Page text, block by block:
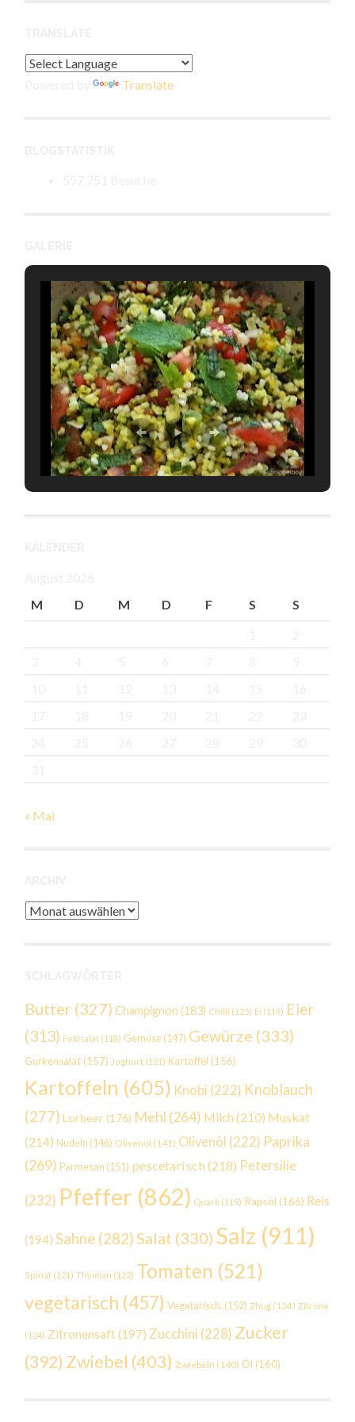
Powered by Translate
M
D M D F S
S
« Mai
Archiv
Butter (327) Champignon (183) Chilli (125) Ei (119) Eier
(313) Feldsalat (118) Gemüse (147) Gewürze (333)
Gurkensalat (157) Joghurt (121) Kartoffel (156)
Kartoffeln (605) Knobi (222) Knoblauch
(277) Lorbeer (176) Mehl (264) Milch (210) Muskat
(214) Nudeln (146) Olivenöl (141) Olivenöl (222) Paprika
(269) Parmesan (151) pescetarisch (218) Petersilie
(232) Pfeffer (862) Quark (119) Rapsöl (166) Reis
(194) Sahne (282)Salat (330) Salz (911)
Spinat (121) Thymian (122) Tomaten (521)
vegetarisch (457) Vegetarisch. (152) Zhug (134) Zitrone
(124) Zitronensaft(197) Zucchini (228) Zucker
(392) Zwiebel (403) Zwiebeln (140) Öl (160)